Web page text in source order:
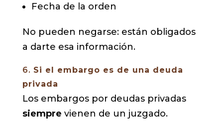
Fecha de la orden
No pueden negarse: están obligados
a darte esa información.
6. Si el embargo es de una deuda
privada
Los embargos por deudas privadas
siempre vienen de un juzgado.